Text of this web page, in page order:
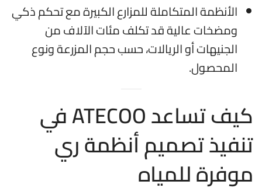
الأنظمة المتكاملة للمزارع الكبيرة مع تحكم ذكي
ومضخات عالية قد تكلف مئات الآلاف من
الجنيهات أو الريالات، حسب حجم المزرعة ونوع
المحصول.
كيف تساعد ATECOO في
تنفيذ تصميم أنظمة ري
موفرة للمياه